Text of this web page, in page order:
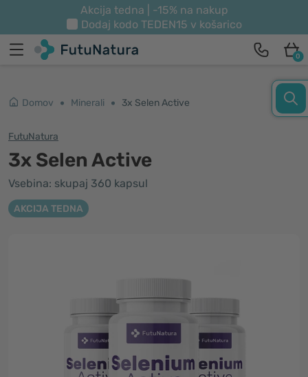
Akcija tedna | -15% na nakup
Dodaj kodo TEDEN15 v košarico
0
Domov Minerali 3x Selen Active
FutuNatura
3x Selen Active
Vsebina: skupaj 360 kapsul
AKCIJA TEDNA